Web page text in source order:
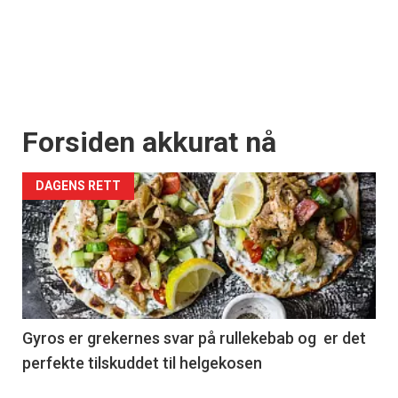
Forsiden akkurat nå
DAGENS RETT
Gyros er grekernes svar på rullekebab og er det
perfekte tilskuddet til helgekosen